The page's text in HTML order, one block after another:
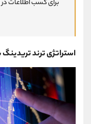
برای کسب اطلاعات در
استراتژی ترند